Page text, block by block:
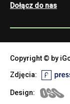
Dołącz do nas
Copyright © by
Zdjęcia:
Design: